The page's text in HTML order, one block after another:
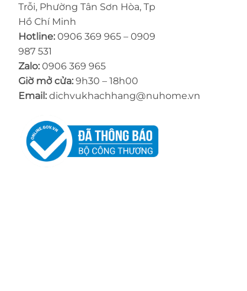
Trỗi, Phường Tân Sơn Hòa, Tp
Hồ Chí Minh
Hotline: 0906 369 965 – 0909
987 531
Zalo: 0906 369 965
Giờ mở cửa: 9h30 – 18h00
Email: dichvukhachhang@nuhome.vn